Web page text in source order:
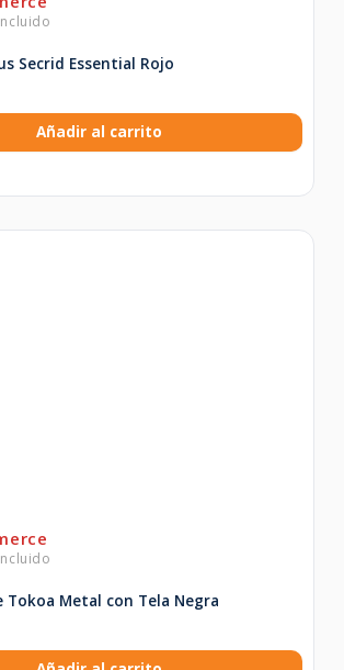
Secrid Essential Rojo
Añadir al carrito
Tokoa Metal con Tela Negra